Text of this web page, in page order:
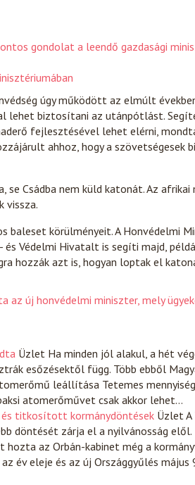
gondolat a leendő gazdasági
úgy működött az elmúlt
lehet biztosítani az utánpótlást.
fejlesztésével lehet elérni,
ahhoz, hogy a szövetségesek
Csádba nem küld katonát. Az afrikai
vissza.
baleset körülményeit. A Honvédelmi
Védelmi Hivatalt is segíti majd,
hozzák azt is, hogyan loptak el
az új honvédelmi miniszter, mely
Üzlet Ha minden jól alakul, a hét
esőzésektől függ. Több ebből
leállítása Tetemes
atomerőművet csak akkor lehet…
és titkosított kormánydöntések ÜzletA
döntését zárja el a nyilvánosság
az Orbán-kabinet még a
év eleje és az új Országgyűlés május